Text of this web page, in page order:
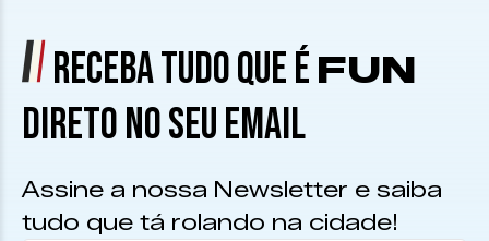
RECEBA TUDO QUE É FUN
DIRETO NO SEU EMAIL
Assine a nossa Newsletter e saiba
tudo que tá rolando na cidade!